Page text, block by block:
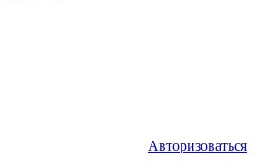
Авторизоваться